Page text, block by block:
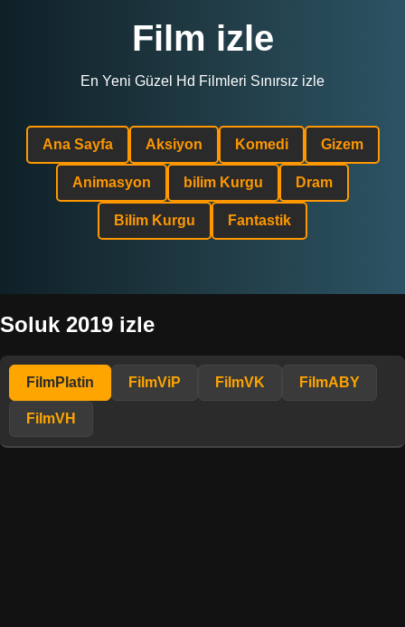
Film izle
En Yeni Güzel Hd Filmleri Sınırsız izle
Ana Sayfa Aksiyon Komedi Gizem
Animasyon bilim Kurgu Dram
Bilim Kurgu Fantastik
Soluk 2019 izle
FilmPlatin FilmViP FilmVK FilmABY
FilmVH